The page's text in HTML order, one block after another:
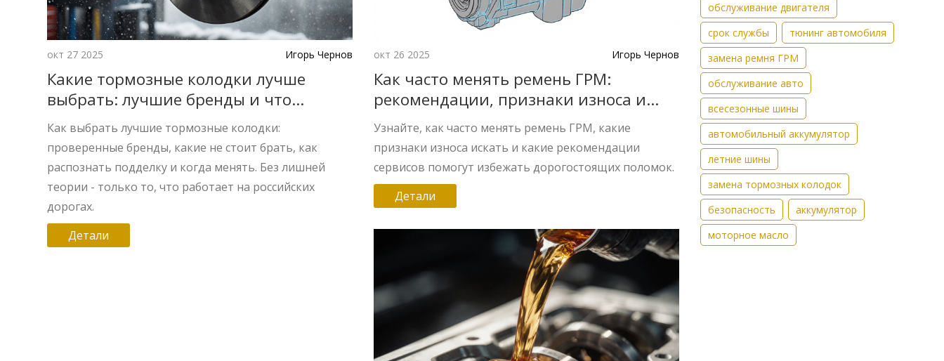
окт 27 2025 Игорь Чернов
Какие тормозные колодки лучше
выбрать: лучшие бренды и что
учитывать при покупке
Как выбрать лучшие тормозные колодки:
проверенные бренды, какие не стоит брать, как
распознать подделку и когда менять. Без лишней
теории - только то, что работает на российских
дорогах.
Детали
окт 26 2025 Игорь Чернов
Как часто менять ремень ГРМ:
рекомендации, признаки износа и
сервисные интервалы
Узнайте, как часто менять ремень ГРМ, какие
признаки износа искать и какие рекомендации
сервисов помогут избежать дорогостоящих поломок.
Детали
обслуживание двигателя
срок службы
тюнинг автомобиля
замена ремня ГРМ
обслуживание авто
всесезонные шины
автомобильный аккумулятор
летние шины
замена тормозных колодок
безопасность
аккумулятор
моторное масло